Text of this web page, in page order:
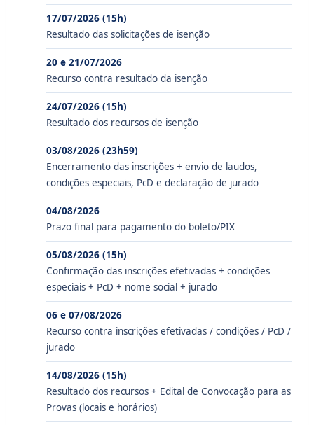
17/07/2026 (15h)
Resultado das solicitações de isenção
20 e 21/07/2026
Recurso contra resultado da isenção
24/07/2026 (15h)
Resultado dos recursos de isenção
03/08/2026 (23h59)
Encerramento das inscrições + envio de laudos,
condições especiais, PcD e declaração de jurado
04/08/2026
Prazo final para pagamento do boleto/PIX
05/08/2026 (15h)
Confirmação das inscrições efetivadas + condições
especiais + PcD + nome social + jurado
06 e 07/08/2026
Recurso contra inscrições efetivadas / condições / PcD /
jurado
14/08/2026 (15h)
Resultado dos recursos + Edital de Convocação para as
Provas (locais e horários)